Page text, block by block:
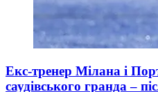
Екс-тренер Мілана і
саудівського гранда –